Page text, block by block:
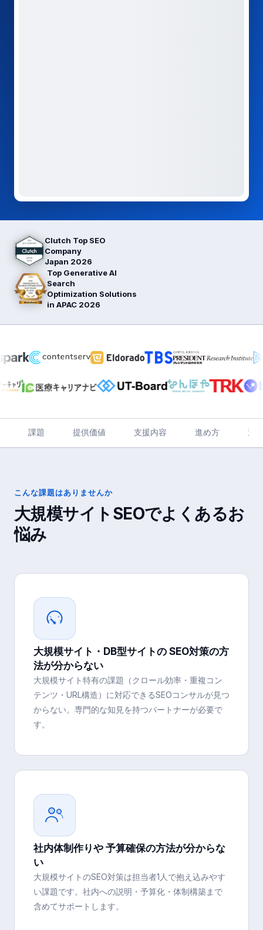
Clutch Top SEO
Company
Japan 2026
Top Generative AI
Search
Optimization Solutions
in APAC 2026
課題 提供価値 支援内容 進め方 選
こんな課題はありませんか
大規模サイトSEOでよくあるお
悩み
大規模サイト・DB型サイトの SEO対策の方
法が分からない
大規模サイト特有の課題（クロール効率・重複コン
テンツ・URL構造）に対応できるSEOコンサルが見つ
からない。専門的な知見を持つパートナーが必要で
す。
社内体制作りや 予算確保の方法が分からな
い
大規模サイトのSEO対策は担当者1人で抱え込みやす
い課題です。社内への説明・予算化・体制構築まで
含めてサポートします。